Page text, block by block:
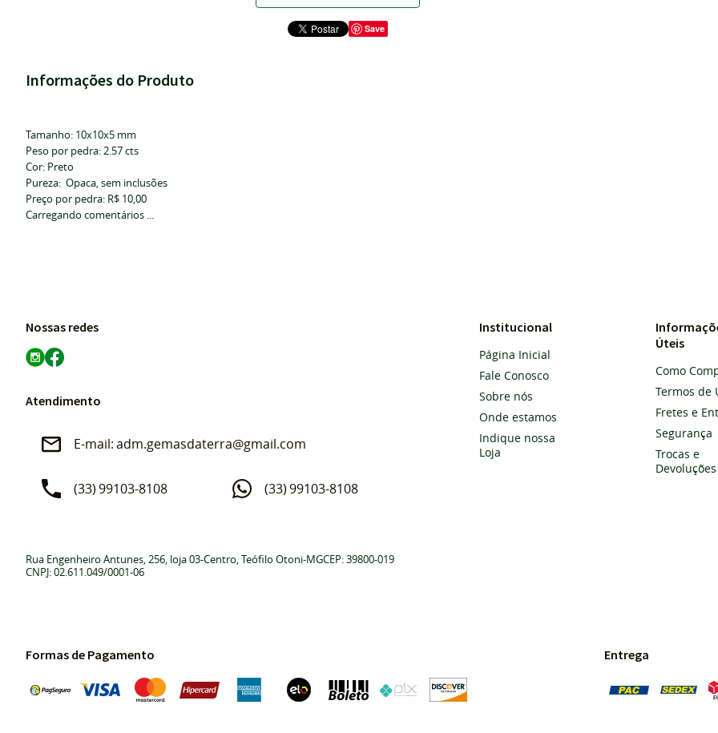
Save
Informações do Produto
Tamanho: 10x10x5 mm
Peso por pedra: 2.57 cts
Cor: Preto
Pureza: Opaca, sem inclusões
Preço por pedra: R$ 10,00
Carregando comentários ...
Nossas redes
Atendimento
(33)99103-8108 (33)99103-8108
adm.gemasdaterra@gmail.com
Institucional
Página Inicial
Fale Conosco
Sobre nós
Onde estamos
Indique nossa
Loja
Úteis
Como
Termos de
Fretes e
Segurança
Trocas e
Devoluções
Rua Engenheiro Antunes, 256, loja 03-Centro, Teófilo Otoni-MGCEP: 39800-019
CNPJ: 02.611.049/0001-06
Formas de Pagamento Entrega